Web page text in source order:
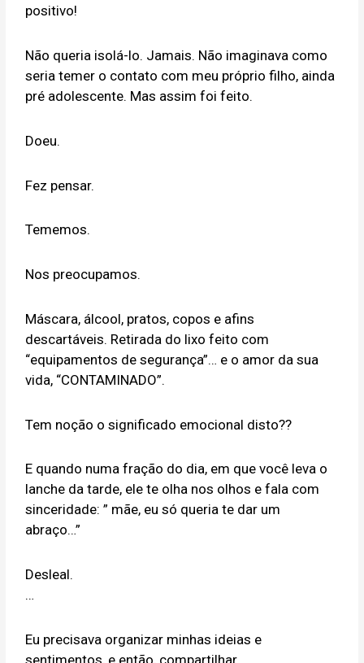
positivo!
Não queria isolá-lo. Jamais. Não imaginava como
seria temer o contato com meu próprio filho, ainda
pré adolescente. Mas assim foi feito.
Doeu.
Fez pensar.
Tememos.
Nos preocupamos.
Máscara, álcool, pratos, copos e afins
descartáveis. Retirada do lixo feito com
“equipamentos de segurança”… e o amor da sua
vida, “CONTAMINADO”.
Tem noção o significado emocional disto??
E quando numa fração do dia, em que você leva o
lanche da tarde, ele te olha nos olhos e fala com
sinceridade: ” mãe, eu só queria te dar um
abraço…”
Desleal.
…
Eu precisava organizar minhas ideias e
sentimentos, e então, compartilhar.